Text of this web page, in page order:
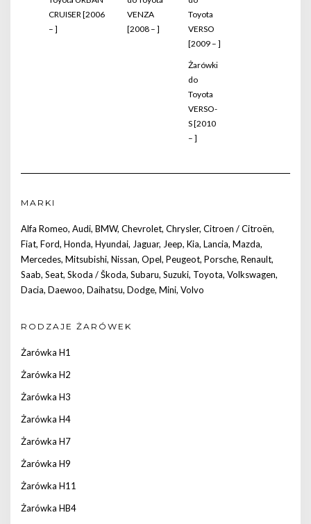
CRUISER [2006
– ]
VENZA
[2008 – ]
Toyota
VERSO
[2009 – ]
Żarówki
do
Toyota
VERSO-
S [2010
– ]
MARKI
Alfa Romeo, Audi, BMW, Chevrolet, Chrysler, Citroen / Citroën,
Fiat, Ford, Honda, Hyundai, Jaguar, Jeep, Kia, Lancia, Mazda,
Mercedes, Mitsubishi, Nissan, Opel, Peugeot, Porsche, Renault,
Saab, Seat, Skoda / Škoda, Subaru, Suzuki, Toyota, Volkswagen,
Dacia, Daewoo, Daihatsu, Dodge, Mini, Volvo
RODZAJE ŻARÓWEK
Żarówka H1
Żarówka H2
Żarówka H3
Żarówka H4
Żarówka H7
Żarówka H9
Żarówka H11
Żarówka HB4